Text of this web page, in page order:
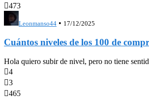
473
Leonmanso44 • 17/12/2025
Cuántos niveles de los 100 de
Hola quiero subir de nivel, pero no tiene
4
3
465